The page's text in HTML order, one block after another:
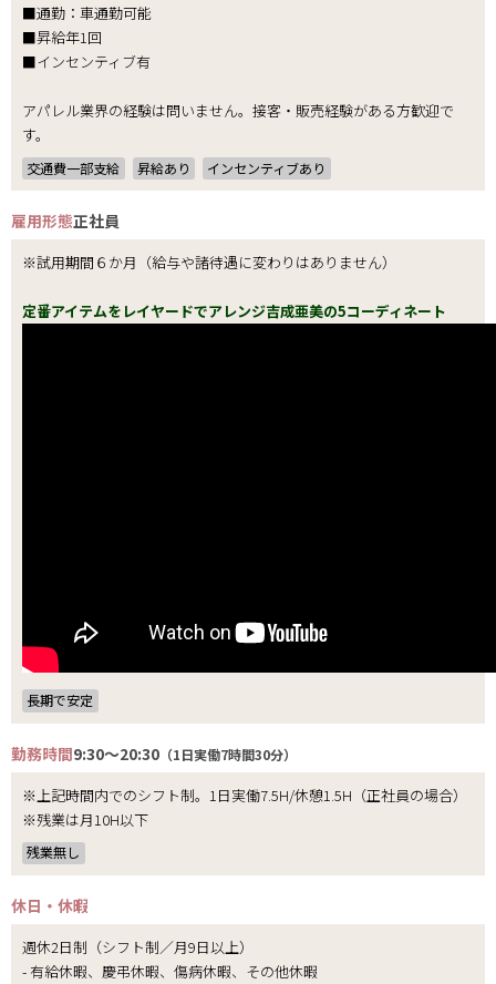
■通勤：車通勤可能
■昇給年1回
■インセンティブ有
アパレル業界の経験は問いません。接客・販売経験がある方歓迎で
す。
交通費一部支給 昇給あり インセンティブあり
雇用形態正社員
※試用期間６か月（給与や諸待遇に変わりはありません）
定番アイテムをレイヤードでアレンジ吉成亜美の5コーディネート
長期で安定
勤務時間9:30～20:30 （1日実働7時間30分）
※上記時間内でのシフト制。1日実働7.5H/休憩1.5H（正社員の場合）
※残業は月10H以下
残業無し
休日・休暇
週休2日制（シフト制／月9日以上）
- 有給休暇、慶弔休暇、傷病休暇、その他休暇